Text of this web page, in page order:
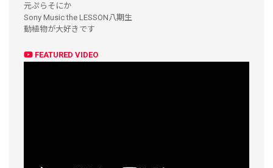
元ぷらそにか
Sony Music the LESSON八期生
動植物が大好きです
FEATURED VIDEO